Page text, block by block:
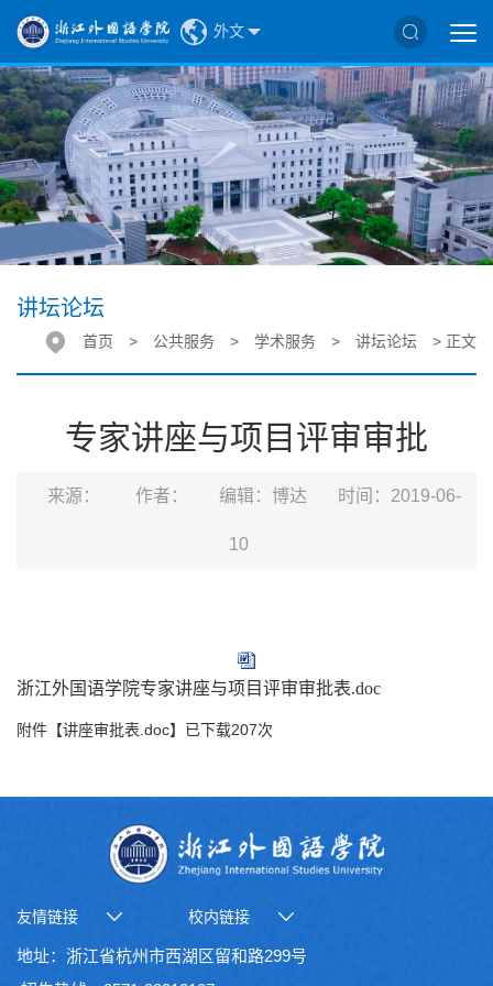
外文
讲坛论坛
首页 > 公共服务 > 学术服务 > 讲坛论坛 > 正文
专家讲座与项目评审审批
来源： 作者： 编辑：博达 时间：2019-06-
10
浙江外国语学院专家讲座与项目评审审批表.doc
附件【讲座审批表.doc】已下载207次
友情链接 校内链接
地址：浙江省杭州市西湖区留和路299号